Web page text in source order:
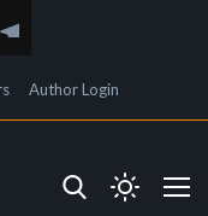
Author Login